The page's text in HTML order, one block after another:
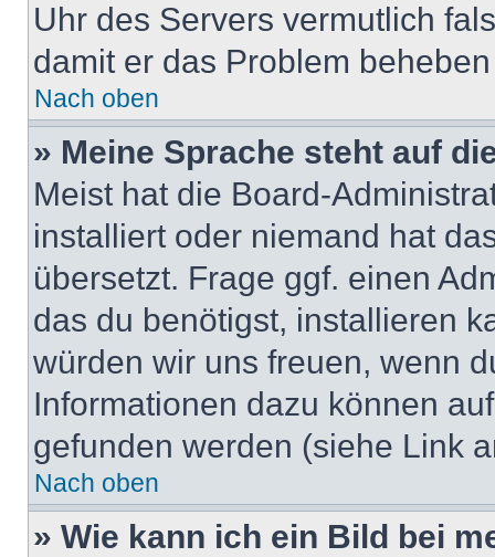
Uhr des Servers vermutlich
damit er das Problem
Nach oben
» Meine Sprache steht auf
Meist hat die Board-
installiert oder niemand hat
übersetzt. Frage ggf. einen
das du benötigst, installieren
würden wir uns freuen, wenn
Informationen dazu können
gefunden werden (siehe Link
Nach oben
» Wie kann ich ein Bild bei